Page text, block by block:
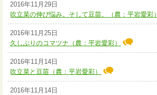
2016年11月29日
吹立菜の伸び悩み。そして豆苗。（農：平岩愛彩）
2016年11月25日
久しぶりのコマツナ（農：平岩愛彩）
2016年11月14日
吹立菜と豆苗（農：平岩愛彩）
2016年11月14日